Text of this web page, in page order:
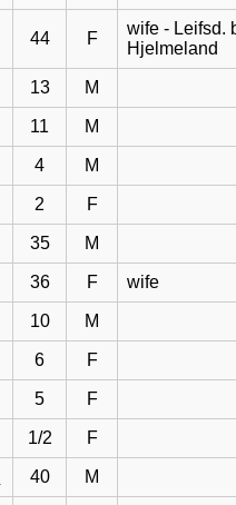
44 F
wife - Leifsd.
Hjelmeland
13 M
11 M
4 M
2 F
35 M
36 F wife
10 M
6 F
5 F
1/2 F
40 M